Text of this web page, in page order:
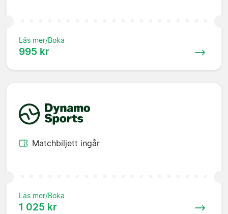
Läs mer/Boka
995 kr
Matchbiljett ingår
Läs mer/Boka
1 025 kr